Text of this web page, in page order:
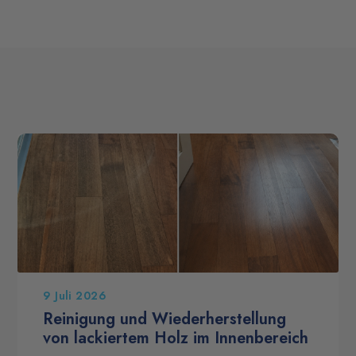
9 Juli 2026
Reinigung und Wiederherstellung
von lackiertem Holz im Innenbereich